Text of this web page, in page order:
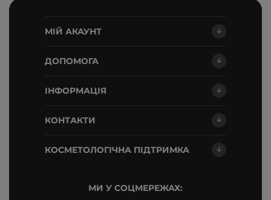
МІЙ АКАУНТ
ДОПОМОГА
ІНФОРМАЦІЯ
КОНТАКТИ
КОСМЕТОЛОГІЧНА ПІДТРИМКА
МИ У СОЦМЕРЕЖАХ: